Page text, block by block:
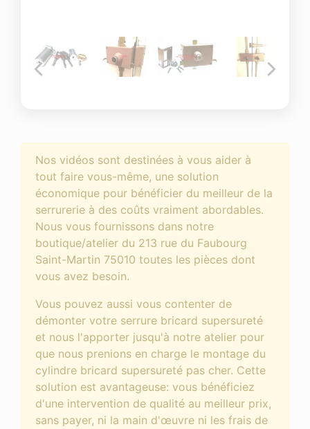
Nos vidéos sont destinées à vous aider à
tout faire vous-même, une solution
économique pour bénéficier du meilleur de la
serrurerie à des coûts vraiment abordables.
Nous vous fournissons dans notre
boutique/atelier du 213 rue du Faubourg
Saint-Martin 75010 toutes les pièces dont
vous avez besoin.
Vous pouvez aussi vous contenter de
démonter votre serrure bricard supersureté
et nous l'apporter jusqu'à notre atelier pour
que nous prenions en charge le montage du
cylindre bricard supersureté pas cher. Cette
solution est avantageuse: vous bénéficiez
d'une intervention de qualité au meilleur prix,
sans payer, ni la main d'œuvre ni les frais de